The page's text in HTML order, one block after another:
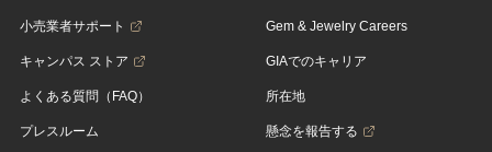
小売業者サポート
キャンパス ストア
よくある質問（FAQ）
プレスルーム
Gem & Jewelry Careers
GIAでのキャリア
所在地
懸念を報告する